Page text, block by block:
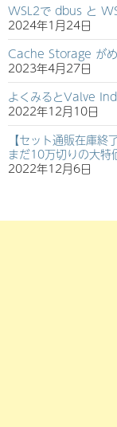
WSL2で dbus と
2024年1月24日
Cache Storage がめ
2023年4月27日
よくみるとValve
2022年12月10日
【セット通販在庫
まだ10万切りの大特
2022年12月6日